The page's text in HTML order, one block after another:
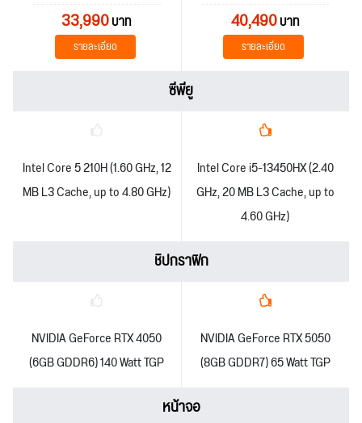
33,990บาท
รายละเอียด
40,490บาท
รายละเอียด
ซีพียู
Intel Core 5 210H (1.60 GHz, 12
MB L3 Cache, up to 4.80 GHz)
Intel Core i5-13450HX (2.40
GHz, 20 MB L3 Cache, up to
4.60 GHz)
ชิปกราฟิก
NVIDIA GeForce RTX 4050
(6GB GDDR6) 140 Watt TGP
NVIDIA GeForce RTX 5050
(8GB GDDR7) 65 Watt TGP
หน้าจอ